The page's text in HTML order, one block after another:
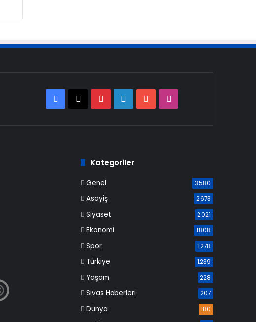
Facebook
X PinterestLinkedInYouTube
Kategoriler
Genel 3.580
Asayiş 2.673
Siyaset 2.021
Ekonomi 1.808
Spor 1.278
Türkiye 1.239
Yaşam 228
Sivas Haberleri 207
Dünya 180